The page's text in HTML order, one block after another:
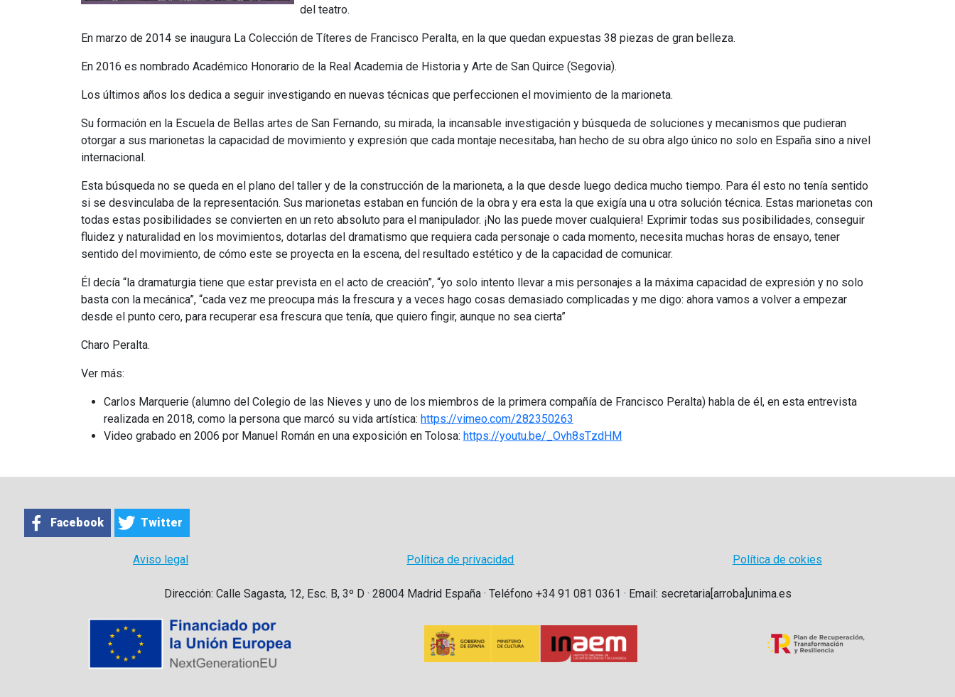
del teatro.
En marzo de 2014 se inaugura La Colección de Títeres de Francisco Peralta, en la que quedan expuestas 38 piezas de gran belleza.
En 2016 es nombrado Académico Honorario de la Real Academia de Historia y Arte de San Quirce (Segovia).
Los últimos años los dedica a seguir investigando en nuevas técnicas que perfeccionen el movimiento de la marioneta.
Su formación en la Escuela de Bellas artes de San Fernando, su mirada, la incansable investigación y búsqueda de soluciones y mecanismos que pudieran
otorgar a sus marionetas la capacidad de movimiento y expresión que cada montaje necesitaba, han hecho de su obra algo único no solo en España sino a nivel
internacional.
Esta búsqueda no se queda en el plano del taller y de la construcción de la marioneta, a la que desde luego dedica mucho tiempo. Para él esto no tenía sentido
si se desvinculaba de la representación. Sus marionetas estaban en función de la obra y era esta la que exigía una u otra solución técnica. Estas marionetas con
todas estas posibilidades se convierten en un reto absoluto para el manipulador. ¡No las puede mover cualquiera! Exprimir todas sus posibilidades, conseguir
fluidez y naturalidad en los movimientos, dotarlas del dramatismo que requiera cada personaje o cada momento, necesita muchas horas de ensayo, tener
sentido del movimiento, de cómo este se proyecta en la escena, del resultado estético y de la capacidad de comunicar.
Él decía “la dramaturgia tiene que estar prevista en el acto de creación”, “yo solo intento llevar a mis personajes a la máxima capacidad de expresión y no solo
basta con la mecánica”, “cada vez me preocupa más la frescura y a veces hago cosas demasiado complicadas y me digo: ahora vamos a volver a empezar
desde el punto cero, para recuperar esa frescura que tenía, que quiero fingir, aunque no sea cierta”
Charo Peralta.
Ver más:
Carlos Marquerie (alumno del Colegio de las Nieves y uno de los miembros de la primera compañía de Francisco Peralta) habla de él, en esta entrevista
realizada en 2018, como la persona que marcó su vida artística: https://vimeo.com/282350263
Video grabado en 2006 por Manuel Román en una exposición en Tolosa: https://youtu.be/_Ovh8sTzdHM
Facebook Twitter
Aviso legal Política de privacidad Política de cokies
Dirección: Calle Sagasta, 12, Esc. B, 3º D · 28004 Madrid España · Teléfono +34 91 081 0361 · Email: secretaria[arroba]unima.es